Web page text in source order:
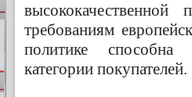
требованиям
политике способна
категории покупателей.